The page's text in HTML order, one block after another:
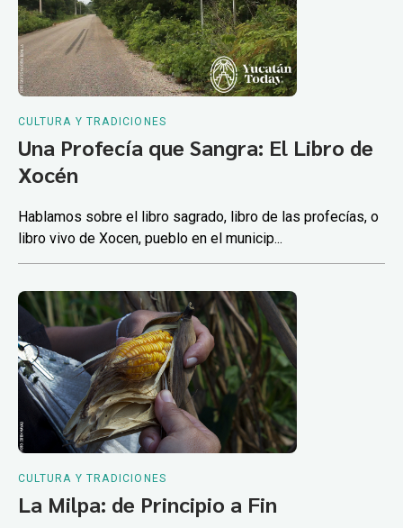
CULTURA Y TRADICIONES
Una Profecía que Sangra: El Libro de
Xocén
Hablamos sobre el libro sagrado, libro de las profecías, o
libro vivo de Xocen, pueblo en el municip...
CULTURA Y TRADICIONES
La Milpa: de Principio a Fin